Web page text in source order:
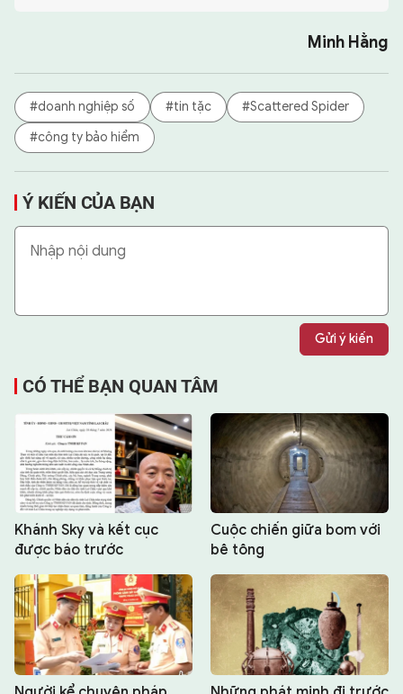
Minh Hằng
#doanh nghiệp số #tin tặc
#Scattered Spider
#công ty bảo hiểm
Ý KIẾN CỦA BẠN
Gửi ý kiến
CÓ THỂ BẠN QUAN TÂM
Khánh Sky và kết cục
được báo trước
Cuộc chiến giữa bom với
bê tông